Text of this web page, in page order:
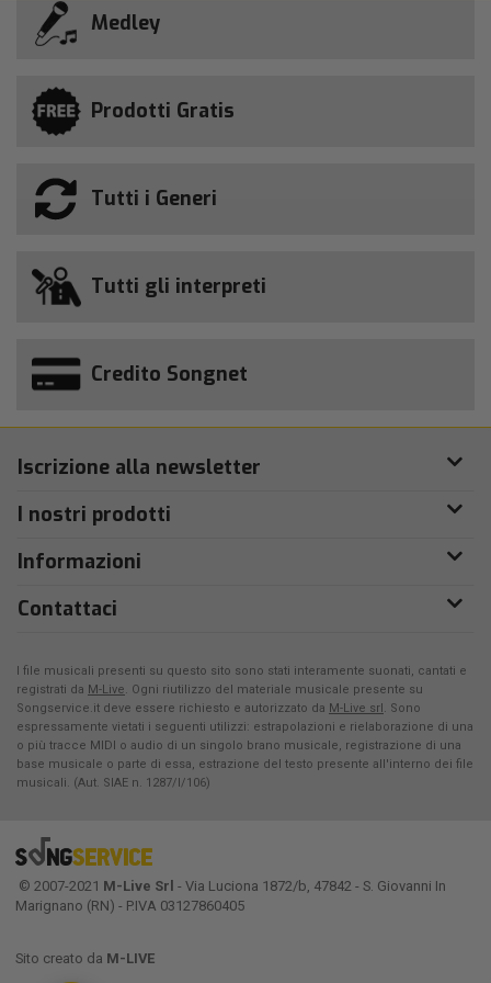
Medley
Prodotti Gratis
Tutti i Generi
Tutti gli interpreti
Credito Songnet
Iscrizione alla newsletter
I nostri prodotti
Informazioni
Contattaci
I file musicali presenti su questo sito sono stati interamente suonati, cantati e
registrati da M-Live. Ogni riutilizzo del materiale musicale presente su
Songservice.it deve essere richiesto e autorizzato da M-Live srl. Sono
espressamente vietati i seguenti utilizzi: estrapolazioni e rielaborazione di una
o più tracce MIDI o audio di un singolo brano musicale, registrazione di una
base musicale o parte di essa, estrazione del testo presente all'interno dei file
musicali. (Aut. SIAE n. 1287/I/106)
© 2007-2021 M-Live Srl - Via Luciona 1872/b, 47842 - S. Giovanni In
Marignano (RN) - P.IVA 03127860405
Sito creato da M-LIVE